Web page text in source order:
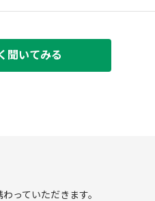
聞いてみる
っていただきます。